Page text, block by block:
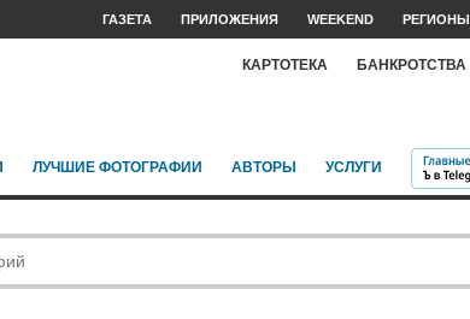
ГАЗЕТА ПРИЛОЖЕНИЯ WEEKEND РЕГИОНЫ
КАРТОТЕКА БАНКРОТСТВА
ЛУЧШИЕ ФОТОГРАФИИ АВТОРЫ УСЛУГИ